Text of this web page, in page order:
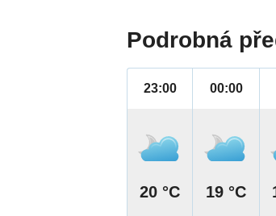
Podrobná
23:00
20 °C
00:00
19 °C